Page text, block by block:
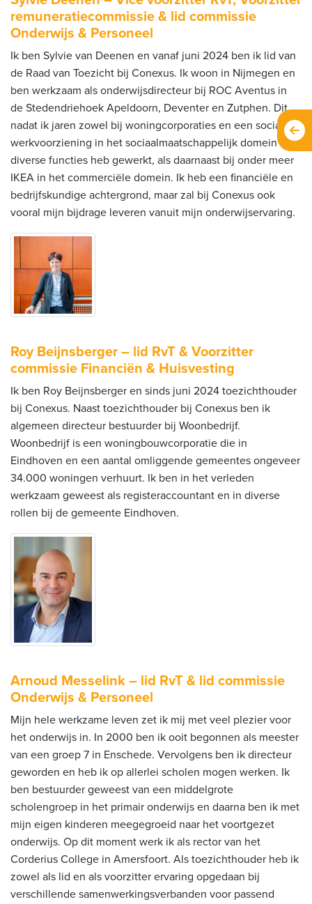
remuneratiecommissie & lid commissie
Onderwijs & Personeel
Ik ben Sylvie van Deenen en vanaf juni 2024 ben ik lid van
de Raad van Toezicht bij Conexus. Ik woon in Nijmegen en
ben werkzaam als onderwijsdirecteur bij ROC Aventus in
de Stedendriehoek Apeldoorn, Deventer en Zutphen. Dit
nadat ik jaren zowel bij woningcorporaties en een sociale
werkvoorziening in het sociaalmaatschappelijk domein in
diverse functies heb gewerkt, als daarnaast bij onder meer
IKEA in het commerciële domein. Ik heb een financiële en
bedrijfskundige achtergrond, maar zal bij Conexus ook
vooral mijn bijdrage leveren vanuit mijn onderwijservaring.
Roy Beijnsberger – lid RvT & Voorzitter
commissie Financiën & Huisvesting
Ik ben Roy Beijnsberger en sinds juni 2024 toezichthouder
bij Conexus. Naast toezichthouder bij Conexus ben ik
algemeen directeur bestuurder bij Woonbedrijf.
Woonbedrijf is een woningbouwcorporatie die in
Eindhoven en een aantal omliggende gemeentes ongeveer
34.000 woningen verhuurt. Ik ben in het verleden
werkzaam geweest als registeraccountant en in diverse
rollen bij de gemeente Eindhoven.
Arnoud Messelink – lid RvT & lid commissie
Onderwijs & Personeel
Mijn hele werkzame leven zet ik mij met veel plezier voor
het onderwijs in. In 2000 ben ik ooit begonnen als meester
van een groep 7 in Enschede. Vervolgens ben ik directeur
geworden en heb ik op allerlei scholen mogen werken. Ik
ben bestuurder geweest van een middelgrote
scholengroep in het primair onderwijs en daarna ben ik met
mijn eigen kinderen meegegroeid naar het voortgezet
onderwijs. Op dit moment werk ik als rector van het
Corderius College in Amersfoort. Als toezichthouder heb ik
zowel als lid en als voorzitter ervaring opgedaan bij
verschillende samenwerkingsverbanden voor passend